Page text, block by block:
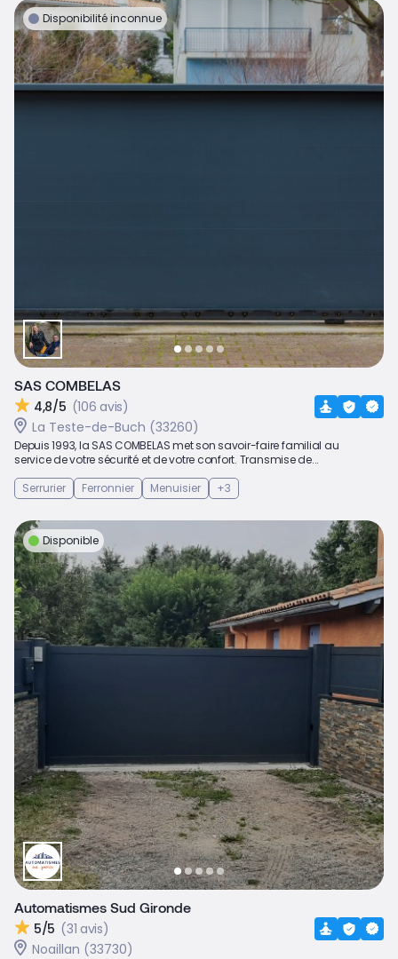
Disponibilité inconnue
SAS COMBELAS
4,8/5 (106 avis)
La Teste-de-Buch (33260)
Depuis 1993, la SAS COMBELAS met son savoir-faire familial au
service de votre sécurité et de votre confort. Transmise de...
Serrurier
Ferronnier Menuisier +3
Disponible
Automatismes Sud Gironde
5/5 (31 avis)
Noaillan (33730)